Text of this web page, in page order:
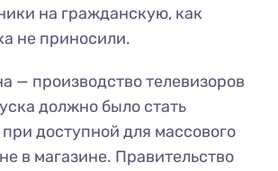
на гражданскую, как
не приносили.
— производство телевизоров
должно было стать
доступной для массового
в магазине. Правительство